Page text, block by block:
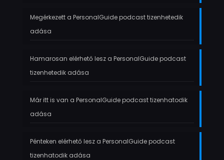
Megérkezett a PersonalGuide podcast tizenhetedik
adása
Hamarosan elérhető lesz a PersonalGuide podcast
tizenhetedik adása
Már itt is van a PersonalGuide podcast tizenhatodik
adása
Pénteken elérhető lesz a PersonalGuide podcast
tizenhatodik adása